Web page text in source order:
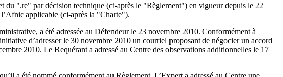
".re" par décision technique (ci-après le "Règlement") en vigueur depuis le 22
applicable (ci-après la "Charte").
a été adressée au Défendeur le 23 novembre 2010. Conformément à
d’adresser le 30 novembre 2010 un courriel proposant de négocier un accord
2010. Le Requérant a adressé au Centre des observations additionnelles le 17